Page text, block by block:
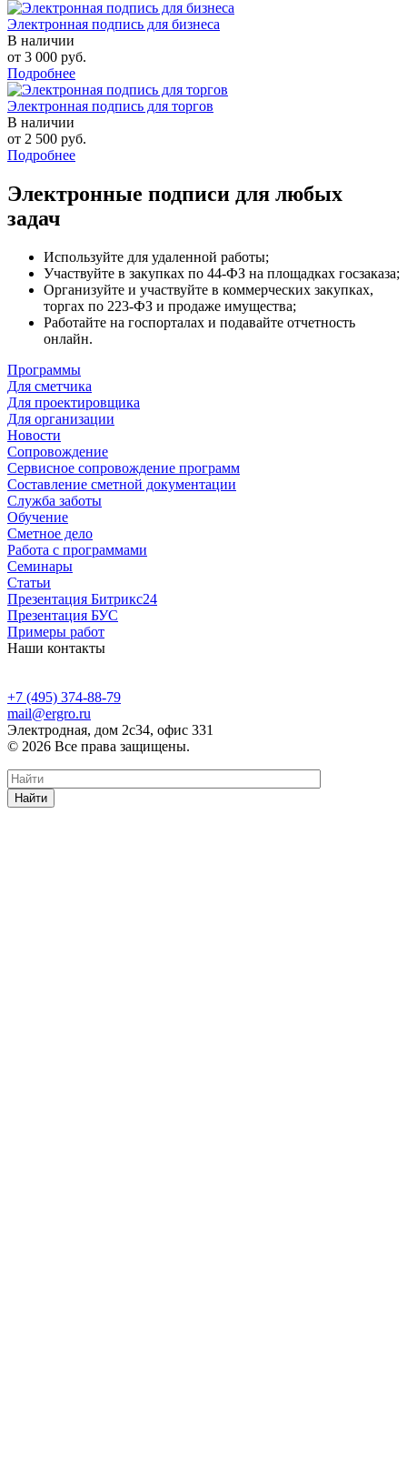
Электронная подпись для бизнеса
В наличии
от 3 000 руб.
Подробнее
Электронная подпись для торгов
В наличии
от 2 500 руб.
Подробнее
Электронные подписи для любых
задач
Используйте для удаленной работы;
Участвуйте в закупках по 44-ФЗ на площадках госзаказа;
Организуйте и участвуйте в коммерческих закупках,
торгах по 223-ФЗ и продаже имущества;
Работайте на госпорталах и подавайте отчетность
онлайн.
Программы
Для сметчика
Для проектировщика
Для организации
Новости
Сопровождение
Сервисное сопровождение программ
Составление сметной документации
Служба заботы
Обучение
Сметное дело
Работа с программами
Семинары
Статьи
Презентация Битрикс24
Презентация БУС
Примеры работ
Наши контакты
+7 (495) 374-88-79
mail@ergro.ru
Электродная, дом 2с34, офис 331
© 2026 Все права защищены.
Найти